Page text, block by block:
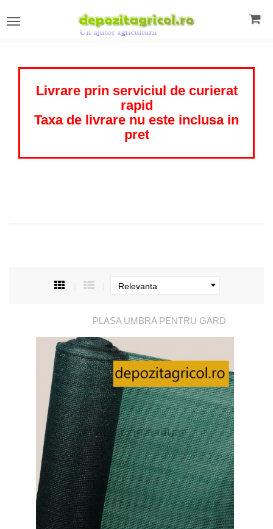
Toggle
Livrare prin serviciul de curierat
rapid
Taxa de livrare nu este inclusa in
pret
Relevanta
PLASA UMBRA PENTRU GARD